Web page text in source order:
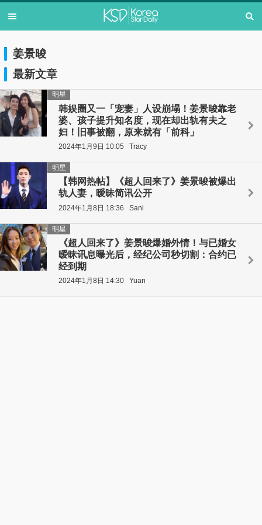
姜景晙
最新文章
韩娱圈又一「宠妻」人设崩塌！姜景晙靠老
婆、孩子提升知名度，现在却出轨有夫之
妇！旧事被翻，原来就有「前科」
明星
2024年1月9日 10:05 Tracy
【韩网热帖】《超人回来了》姜景晙被爆出
轨人妻，暧昧简讯公开
明星
2024年1月8日 18:36 Sani
《超人回来了》姜景晙爆婚外情！与已婚女
暧昧讯息曝光后，经纪公司秒切割：合约已
经到期
明星
2024年1月8日 14:30 Yuan